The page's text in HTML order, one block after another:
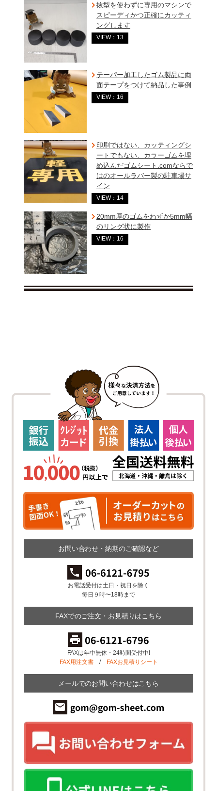
抜型を使わずに専用のマシンで
スピーディかつ正確にカッティ
ングします
VIEW：13
テーパー加工したゴム製品に両
面テープをつけて納品した事例
VIEW：16
印刷ではない、カッティングシ
ートでもない、カラーゴムを埋
め込んだゴムシート.comならで
はのオールラバー製の駐車場サ
イン
VIEW：14
20mm厚のゴムをわずか5mm幅
のリング状に製作
VIEW：16
お問い合わせ・納期のご確認など
お電話受付は土日・祝日を除く
毎日９時〜18時まで
FAXでのご注文・お見積りはこちら
FAXは年中無休・24時間受付中!
FAX用注文書/ FAXお見積りシート
メールでのお問い合わせはこちら